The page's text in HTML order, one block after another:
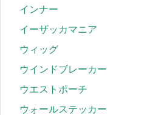
インナー
イーザッカマニア
ウィッグ
ウインドブレーカー
ウエストポーチ
ウォールステッカー